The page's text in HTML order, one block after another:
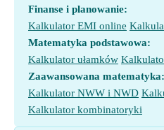
Finanse i planowanie:
Kalkulator EMI online
Matematyka podstawowa:
Kalkulator ułamków
Zaawansowana matematyka:
Kalkulator NWW i NWD
Kalkulator kombinatoryki